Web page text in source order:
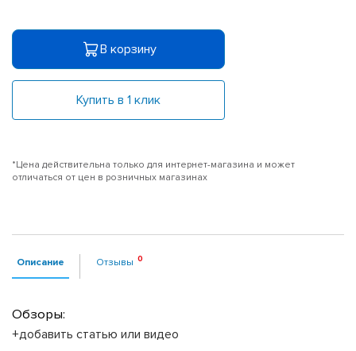
В корзину
Купить в 1 клик
*Цена действительна только для интернет-магазина и может
отличаться от цен в розничных магазинах
Описание Отзывы
Обзоры:
+добавить статью или видео